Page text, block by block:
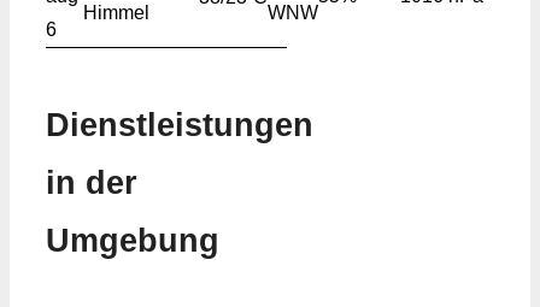
6
WNW
Dienstleistungen
in der
Umgebung